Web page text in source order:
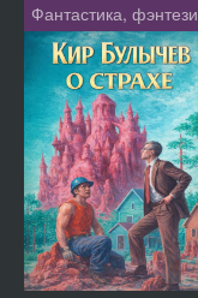
Фантастика, фэнтези